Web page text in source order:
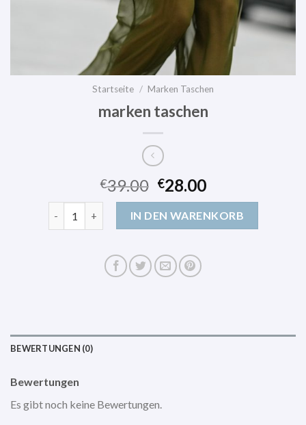
Startseite / Marken Taschen
marken taschen
€39.00 €28.00
marken taschen MengeIN DEN WARENKORB
BEWERTUNGEN (0)
Bewertungen
Es gibt noch keine Bewertungen.